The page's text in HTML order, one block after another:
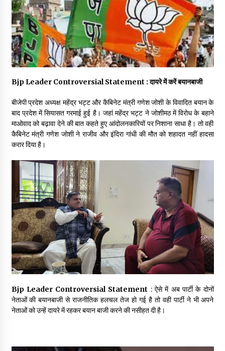
Thought Of The Day 13 May
May 13, 2022
Thought Of The Day 12 May
May 12, 2022
Thought Of The Day 11 May
May 11, 2022
Thought Of The Day 9 May
May 9, 2022
Bjp Leader Controversial Statement : दायरे में करें बयानबाजी
बीजेपी प्रदेश अध्यक्ष महेंद्र भट्ट और कैबिनेट मंत्री गणेश जोशी के विवादित बयान के
बाद प्रदेश में सियासत गरमाई हुई है। जहां महेंद्र भट्ट ने जोशीमठ में विरोध के बहाने
माओवाद को बढ़ावा देने की बात कहते हुए आंदोलनकारियों पर निशाना साधा है। तो वही
कैबिनेट मंत्री गणेश जोशी ने राजीव और इंदिरा गांधी की मौत को शहादत नहीं हादसा
करार दिया है।
Bjp Leader Controversial Statement : ऐसे में अब पार्टी के दोनों
नेताओं की बयानबाजी से राजनीतिक हलचल तेज हो गई है तो वही पार्टी ने भी अपने
नेताओं को उन्हें दायरे में रहकर बयान बाजी करने की नसीहत दी है।